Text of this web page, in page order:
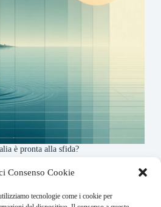
Consenso Cookie
tecnologie come i cookie per
è pronta alla sfida?